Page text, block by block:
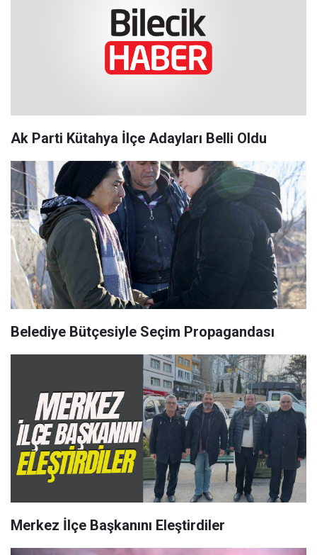
Ak Parti Kütahya İlçe Adayları Belli Oldu
Belediye Bütçesiyle Seçim Propagandası
Merkez İlçe Başkanını Eleştirdiler